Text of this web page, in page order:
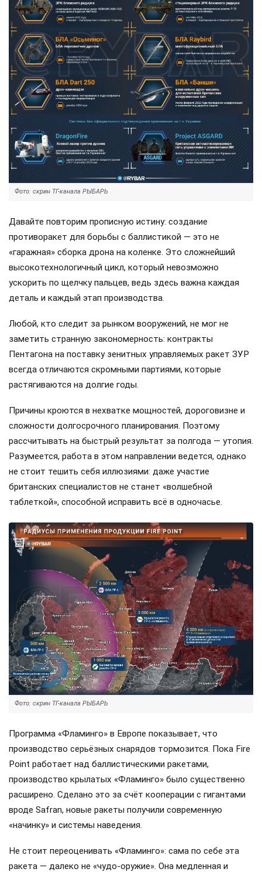
Фото: скрин ТГ-канала РЫБАРЬ
Давайте повторим прописную истину: создание
противоракет для борьбы с баллистикой — это не
«гаражная» сборка дрона на коленке. Это сложнейший
высокотехнологичный цикл, который невозможно
ускорить по щелчку пальцев, ведь здесь важна каждая
деталь и каждый этап производства.
Любой, кто следит за рынком вооружений, не мог не
заметить странную закономерность: контракты
Пентагона на поставку зенитных управляемых ракет ЗУР
всегда отличаются скромными партиями, которые
растягиваются на долгие годы.
Причины кроются в нехватке мощностей, дороговизне и
сложности долгосрочного планирования. Поэтому
рассчитывать на быстрый результат за полгода — утопия.
Разумеется, работа в этом направлении ведется, однако
не стоит тешить себя иллюзиями: даже участие
британских специалистов не станет «волшебной
таблеткой», способной исправить всё в одночасье.
Фото: скрин ТГ-канала РЫБАРЬ
Программа «Фламинго» в Европе показывает, что
производство серьёзных снарядов тормозится. Пока Fire
Point работает над баллистическими ракетами,
производство крылатых «Фламинго» было существенно
расширено. Сделано это за счёт кооперации с гигантами
вроде Safran, новые ракеты получили современную
«начинку» и системы наведения.
Не стоит переоценивать «Фламинго»: сама по себе эта
ракета — далеко не «чудо-оружие». Она медленная и